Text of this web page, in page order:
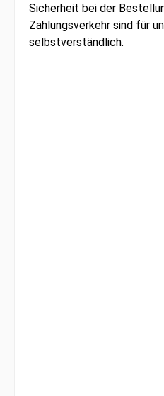
Sicherheit bei der
Zahlungsverkehr sind für
selbstverständlich.